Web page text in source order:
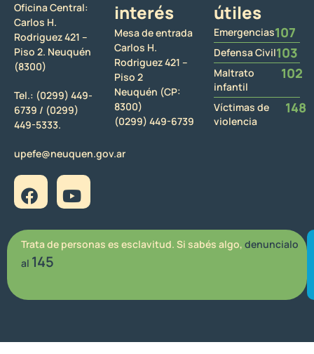
Oficina Central:
Carlos H.
Rodriguez 421 –
Piso 2. Neuquén
(8300)
Tel.: (0299) 449-
6739 / (0299)
449-5333.
upefe@neuquen.gov.ar
interés
Mesa de entrada
Carlos H.
Rodriguez 421 –
Piso 2
Neuquén (CP:
8300)
(0299) 449-6739
útiles
Emergencias107
Defensa Civil103
Maltrato
infantil
102
Víctimas de
violencia
148
Trata de personas es esclavitud. Si sabés algo, denuncialo
al 145